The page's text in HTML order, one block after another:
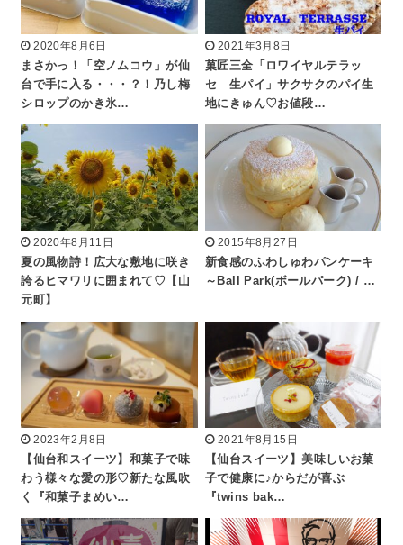
2020年8月6日
まさかっ！「空ノムコウ」が仙
台で手に入る・・・？！乃し梅
シロップのかき氷…
2021年3月8日
菓匠三全「ロワイヤルテラッ
セ 生パイ」サクサクのパイ生
地にきゅん♡お値段…
2020年8月11日
夏の風物詩！広大な敷地に咲き
誇るヒマワリに囲まれて♡【山
元町】
2015年8月27日
新食感のふわしゅわパンケーキ
～Ball Park(ボールパーク) / …
2023年2月8日
【仙台和スイーツ】和菓子で味
わう様々な愛の形♡新たな風吹
く『和菓子まめい…
2021年8月15日
【仙台スイーツ】美味しいお菓
子で健康に♪からだが喜ぶ
『twins bak…